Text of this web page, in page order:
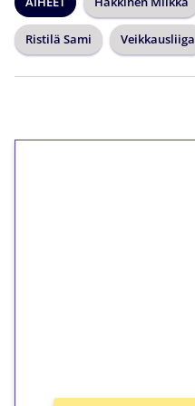
Ristilä Sami Veikkausliiga